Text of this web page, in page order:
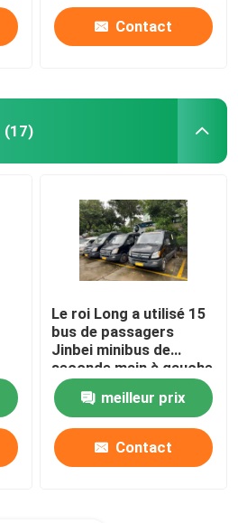
Contact
(17)
Le roi Long a utilisé 15
bus de passagers
Jinbei minibus de
seconde main à gauche
meilleur prix
Contact